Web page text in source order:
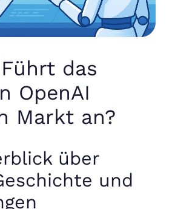
das
OpenAI
Markt an?
über
und